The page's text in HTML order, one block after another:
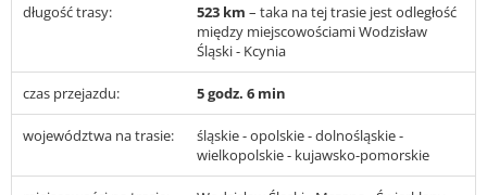
długość trasy: 523 km – taka na tej trasie jest odległość
między miejscowościami Wodzisław
Śląski - Kcynia
czas przejazdu: 5 godz. 6 min
województwa na trasie:
śląskie - opolskie - dolnośląskie -
wielkopolskie - kujawsko-pomorskie